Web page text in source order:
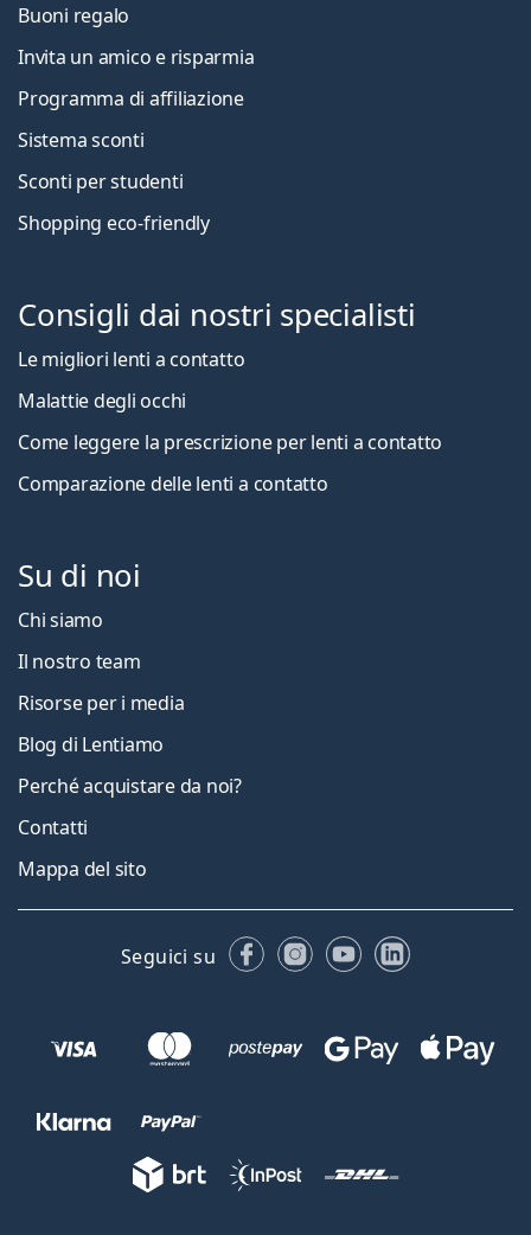
Buoni regalo
Invita un amico e risparmia
Programma di affiliazione
Sistema sconti
Sconti per studenti
Shopping eco-friendly
Consigli dai nostri specialisti
Le migliori lenti a contatto
Malattie degli occhi
Come leggere la prescrizione per lenti a contatto
Comparazione delle lenti a contatto
Su di noi
Chi siamo
Il nostro team
Risorse per i media
Blog di Lentiamo
Perché acquistare da noi?
Contatti
Mappa del sito
Seguici su FacebookInstagram
YouTubeLinkedIn